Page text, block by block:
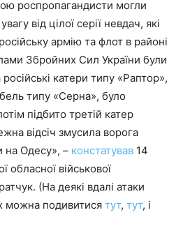
роспропагандисти могли
від цілої серії невдач, які
армію та флот в районі
Збройних Сил України були
катери типу «Раптор»,
типу «Серна», було
підбито третій катер
відсіч змусила ворога
на Одесу», – констатував 14
обласної військової
(На деякі вдалі атаки
можна подивитися тут, тут, і